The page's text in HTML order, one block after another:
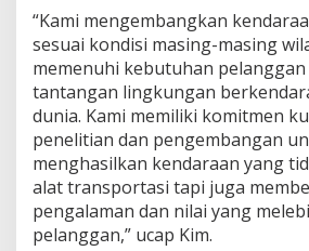
d
a
“Kami mengembangkan
sesuai kondisi masing-masing
memenuhi kebutuhan
tantangan lingkungan
dunia. Kami memiliki komitmen
penelitian dan pengembangan
menghasilkan kendaraan yang
alat transportasi tapi juga
pengalaman dan nilai yang
pelanggan,” ucap Kim.